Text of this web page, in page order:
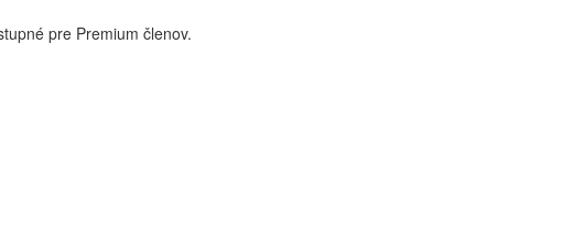
pre Premium členov.